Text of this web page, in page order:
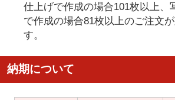
仕上げで作成の場合101枚以上、
で作成の場合81枚以上のご注文
す。
納期について